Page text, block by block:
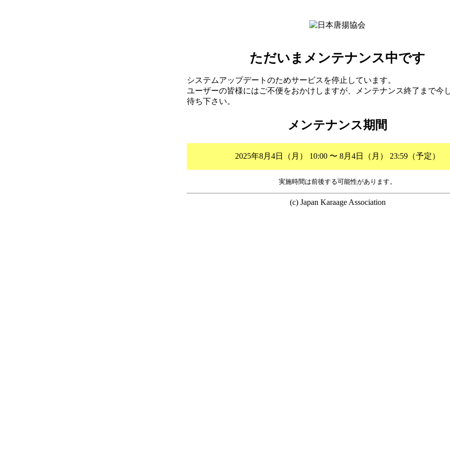
ただいまメンテナンス中です
システムアップデートのためサービスを停止しています。
ユーザーの皆様にはご不便をおかけしますが、メンテナンス終了まで今
待ち下さい。
メンテナンス期間
2025年8月4日（月） 10:00 〜 8月4日（月） 23:59（予定）
実施時間は前後する可能性があります。
(c) Japan Karaage Association